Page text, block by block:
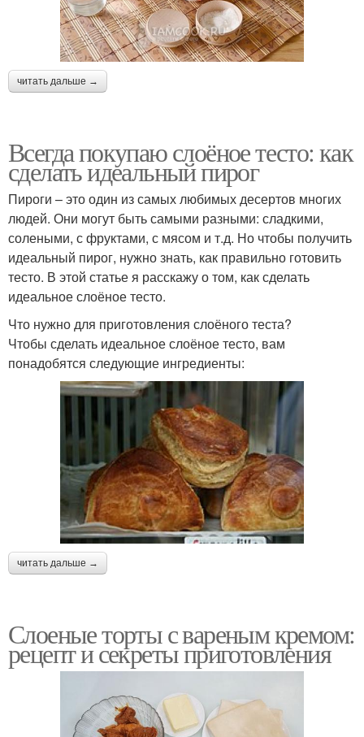
читать дальше →
Всегда покупаю слоёное тесто: как
сделать идеальный пирог
Пироги – это один из самых любимых десертов многих
людей. Они могут быть самыми разными: сладкими,
солеными, с фруктами, с мясом и т.д. Но чтобы получить
идеальный пирог, нужно знать, как правильно готовить
тесто. В этой статье я расскажу о том, как сделать
идеальное слоёное тесто.
Что нужно для приготовления слоёного теста?
Чтобы сделать идеальное слоёное тесто, вам
понадобятся следующие ингредиенты:
читать дальше →
Слоеные торты с вареным кремом:
рецепт и секреты приготовления